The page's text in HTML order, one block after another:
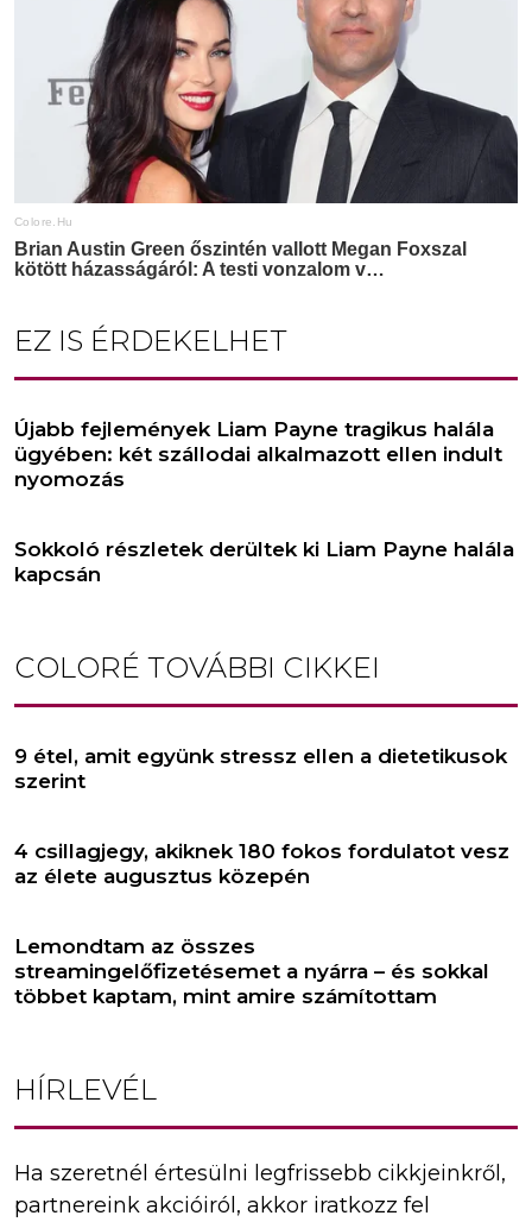
EZ IS ÉRDEKELHET
Újabb fejlemények Liam Payne tragikus halála
ügyében: két szállodai alkalmazott ellen indult
nyomozás
Sokkoló részletek derültek ki Liam Payne halála
kapcsán
COLORÉ TOVÁBBI CIKKEI
9 étel, amit együnk stressz ellen a dietetikusok
szerint
4 csillagjegy, akiknek 180 fokos fordulatot vesz
az élete augusztus közepén
Lemondtam az összes
streamingelőfizetésemet a nyárra – és sokkal
többet kaptam, mint amire számítottam
HÍRLEVÉL
Ha szeretnél értesülni legfrissebb cikkjeinkről,
partnereink akcióiról, akkor iratkozz fel